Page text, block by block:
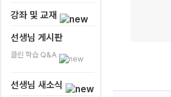
강좌 및 교재
선생님 게시판
클린 학습 Q&A
선생님 새소식